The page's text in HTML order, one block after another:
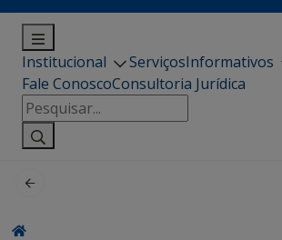
Institucional ServiçosInformativos
Fale ConoscoConsultoria Jurídica
Pesquisar
por: